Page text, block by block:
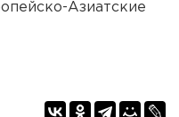
Азиатские